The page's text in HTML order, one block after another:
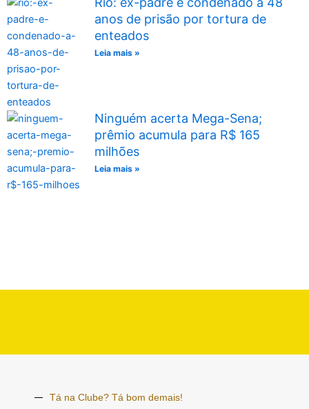
anos de prisão por tortura de
enteados
Leia mais »
Ninguém acerta Mega-Sena;
prêmio acumula para R$ 165
milhões
Leia mais »
Tá na Clube? Tá bom demais!